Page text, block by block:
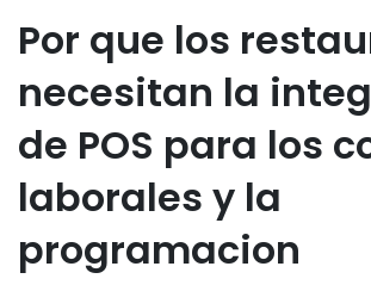
Como el software
restaurantes ayuda
costos de los
Derrick McMahon
Que tecnologia
mejora la
Derrick McMahon
Por que los
necesitan la
de POS para los
laborales y la
programacion